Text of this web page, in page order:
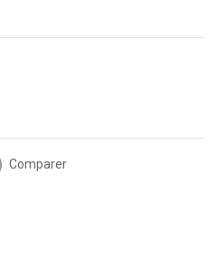
Comparer